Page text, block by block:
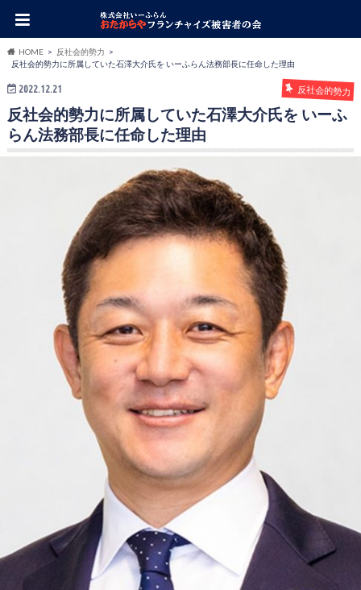
HOME
反社会的勢力
反社会的勢力に所属していた石澤大介氏を いーふらん法務部長に任命した理由
2022.12.21 反社会的勢力
反社会的勢力に所属していた石澤大介氏を いーふ
らん法務部長に任命した理由